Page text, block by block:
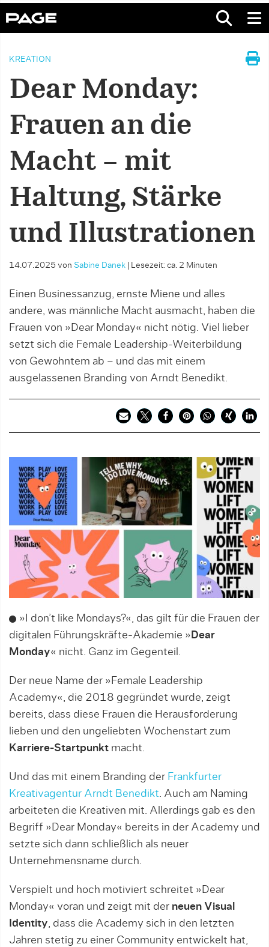
KREATION
Dear Monday:
Frauen an die
Macht – mit
Haltung, Stärke
und Illustrationen
14.07.2025 von Sabine Danek Lesezeit: ca. 2 Minuten
Einen Businessanzug, ernste Miene und alles
andere, was männliche Macht ausmacht, haben die
Frauen von »Dear Monday« nicht nötig. Viel lieber
setzt sich die Female Leadership-Weiterbildung
von Gewohntem ab – und das mit einem
ausgelassenen Branding von Arndt Benedikt.
»I don’t like Mondays?«, das gilt für die Frauen der
digitalen Führungskräfte-Akademie » Dear
Monday« nicht. Ganz im Gegenteil.
Der neue Name der »Female Leadership
Academy«, die 2018 gegründet wurde, zeigt
bereits, dass diese Frauen die Herausforderung
lieben und den ungeliebten Wochenstart zum
Karriere-Startpunkt macht.
Und das mit einem Branding der Frankfurter
Kreativagentur Arndt Benedikt. Auch am Naming
arbeiteten die Kreativen mit. Allerdings gab es den
Begriff »Dear Monday« bereits in der Academy und
setzte sich dann schließlich als neuer
Unternehmensname durch.
Verspielt und hoch motiviert schreitet »Dear
Monday« voran und zeigt mit der neuen Visual
Identity, dass die Academy sich in den letzten
Jahren stetig zu einer Community entwickelt hat,